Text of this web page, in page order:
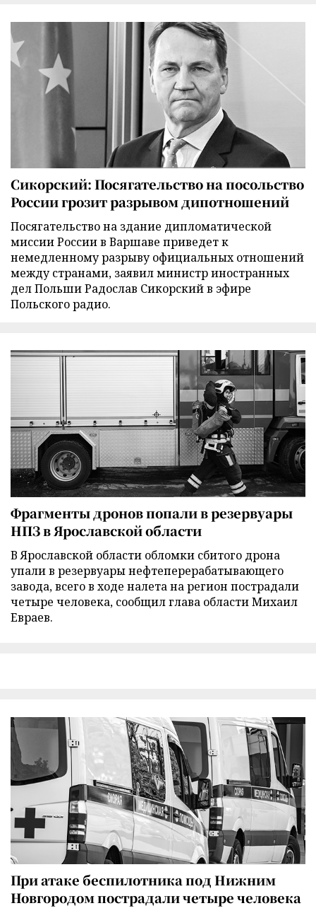
Сикорский: Посягательство на посольство
России грозит разрывом дипотношений
Посягательство на здание дипломатической
миссии России в Варшаве приведет к
немедленному разрыву официальных отношений
между странами, заявил министр иностранных
дел Польши Радослав Сикорский в эфире
Польского радио.
Фрагменты дронов попали в резервуары
НПЗ в Ярославской области
В Ярославской области обломки сбитого дрона
упали в резервуары нефтеперерабатывающего
завода, всего в ходе налета на регион пострадали
четыре человека, сообщил глава области Михаил
Евраев.
При атаке беспилотника под Нижним
Новгородом пострадали четыре человека